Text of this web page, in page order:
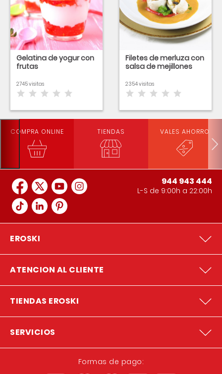
Gelatina de yogur con
frutas
2745 visitas
Filetes de merluza con
salsa de mejillones
2354 visitas
COMPRA ONLINE TIENDAS VALES AHORRO
944 943 444
L-S de 9:00h a 22:00h
EROSKI
ATENCION AL CLIENTE
TIENDAS EROSKI
SERVICIOS
Formas de pago: